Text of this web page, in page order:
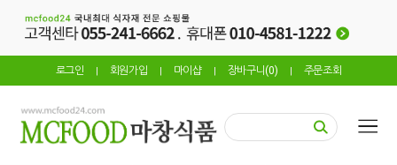
로그인 회원가입 마이샵 장바구니(0) 주문조회